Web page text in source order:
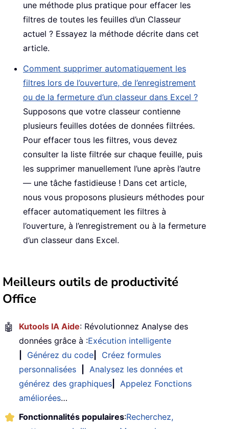
une méthode plus pratique pour effacer les
filtres de toutes les feuilles d’un Classeur
actuel ? Essayez la méthode décrite dans cet
article.
Comment supprimer automatiquement les
filtres lors de l’ouverture, de l’enregistrement
ou de la fermeture d’un classeur dans Excel ?
Supposons que votre classeur contienne
plusieurs feuilles dotées de données filtrées.
Pour effacer tous les filtres, vous devez
consulter la liste filtrée sur chaque feuille, puis
les supprimer manuellement l’une après l’autre
— une tâche fastidieuse ! Dans cet article,
nous vous proposons plusieurs méthodes pour
effacer automatiquement les filtres à
l’ouverture, à l’enregistrement ou à la fermeture
d’un classeur dans Excel.
Meilleurs outils de productivité
Office
🤖 Kutools IA Aide: Révolutionnez Analyse des
données grâce à :Exécution intelligente
Générez du code
Créez formules
personnalisées
Analysez les données et
générez des graphiques
Appelez Fonctions
améliorées…
Fonctionnalités populaires:Recherchez,